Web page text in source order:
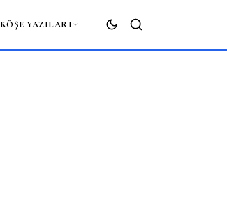
KÖŞE YAZILARI
ARA